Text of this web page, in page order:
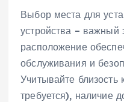
Выбор места для
устройства – важный
расположение
обслуживания и
Учитывайте близость
требуется)‚ наличие